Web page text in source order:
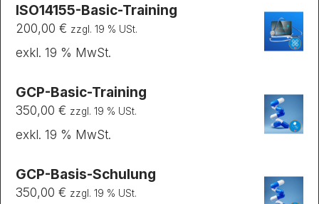
ISO14155-Basic-Training
200,00 € zzgl. 19 % USt.
exkl. 19 % MwSt.
GCP-Basic-Training
350,00 € zzgl. 19 % USt.
exkl. 19 % MwSt.
GCP-Basis-Schulung
350,00 € zzgl. 19 % USt.